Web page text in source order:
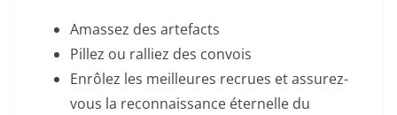
Amassez des artefacts
Pillez ou ralliez des convois
Enrôlez les meilleures recrues et assurez-
vous la reconnaissance éternelle du